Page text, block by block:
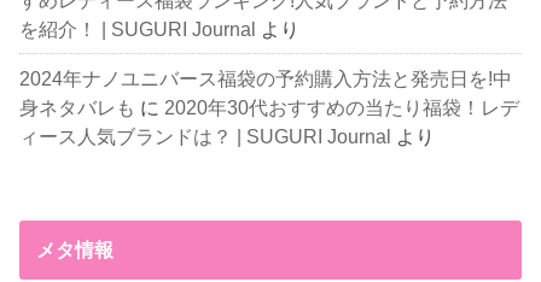
を紹介！ | SUGURI Journal より
2024年ナノユニバース福袋の予約購入方法と発売日を!中
身ネタバレも に 2020年30代おすすめの当たり福袋！レデ
ィース人気ブランドは？ | SUGURI Journal
より
メタ情報